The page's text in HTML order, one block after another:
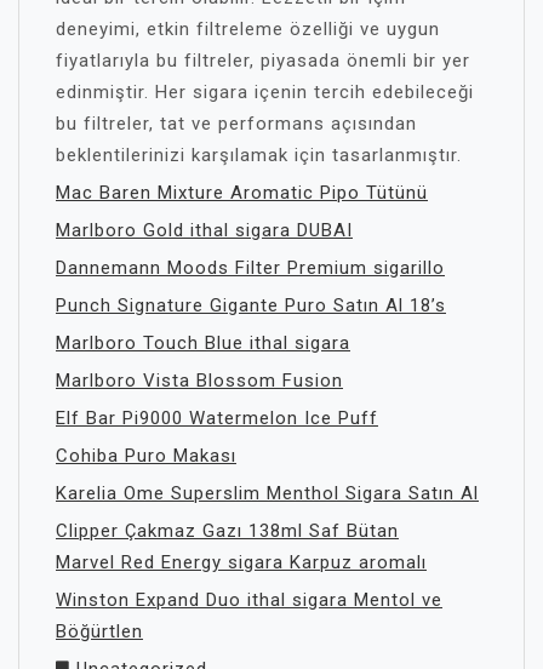
deneyimi, etkin filtreleme özelliği ve uygun
fiyatlarıyla bu filtreler, piyasada önemli bir yer
edinmiştir. Her sigara içenin tercih edebileceği
bu filtreler, tat ve performans açısından
beklentilerinizi karşılamak için tasarlanmıştır.
Mac Baren Mixture Aromatic Pipo Tütünü
Marlboro Gold ithal sigara DUBAI
Dannemann Moods Filter Premium sigarillo
Punch Signature Gigante Puro Satın Al 18’s
Marlboro Touch Blue ithal sigara
Marlboro Vista Blossom Fusion
Elf Bar Pi9000 Watermelon Ice Puff
Cohiba Puro Makası
Karelia Ome Superslim Menthol Sigara Satın Al
Clipper Çakmaz Gazı 138ml Saf Bütan
Marvel Red Energy sigara Karpuz aromalı
Winston Expand Duo ithal sigara Mentol ve
Böğürtlen